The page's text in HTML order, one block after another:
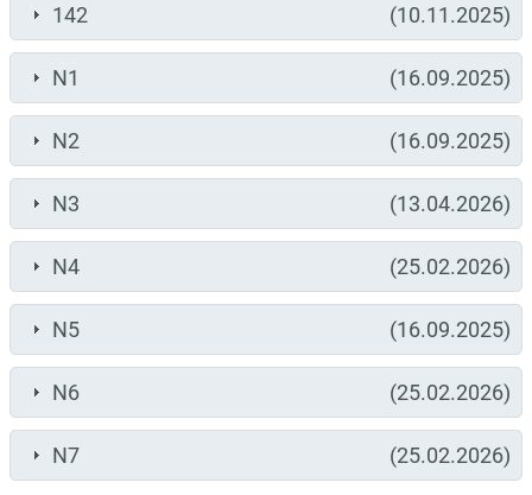
142 (10.11.2025)
N1 (16.09.2025)
N2 (16.09.2025)
N3 (13.04.2026)
N4 (25.02.2026)
N5 (16.09.2025)
N6 (25.02.2026)
N7 (25.02.2026)